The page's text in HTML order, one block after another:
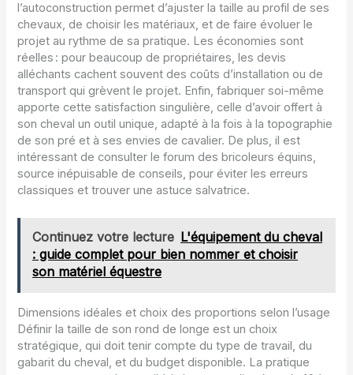
l’autoconstruction permet d’ajuster la taille au profil de ses
chevaux, de choisir les matériaux, et de faire évoluer le
projet au rythme de sa pratique. Les économies sont
réelles : pour beaucoup de propriétaires, les devis
alléchants cachent souvent des coûts d’installation ou de
transport qui grèvent le projet. Enfin, fabriquer soi-même
apporte cette satisfaction singulière, celle d’avoir offert à
son cheval un outil unique, adapté à la fois à la topographie
de son pré et à ses envies de cavalier. De plus, il est
intéressant de consulter le forum des bricoleurs équins,
source inépuisable de conseils, pour éviter les erreurs
classiques et trouver une astuce salvatrice.
Continuez votre lecture L'équipement du cheval
: guide complet pour bien nommer et choisir
son matériel équestre
Dimensions idéales et choix des proportions selon l’usage
Définir la taille de son rond de longe est un choix
stratégique, qui doit tenir compte du type de travail, du
gabarit du cheval, et du budget disponible. La pratique